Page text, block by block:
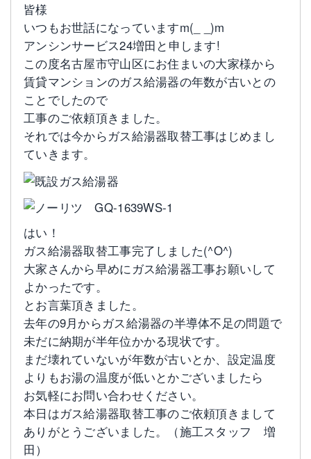
皆様
いつもお世話になっていますm(_ _)m
アンシンサービス24増田と申します!
この度名古屋市守山区にお住まいの大家様から
賃貸マンションのガス給湯器の年数が古いとの
ことでしたので
工事のご依頼頂きました。
それでは今からガス給湯器取替工事はじめまし
ていきます。
はい！
ガス給湯器取替工事完了しました(^O^)
大家さんから早めにガス給湯器工事お願いして
よかったです。
とお言葉頂きました。
去年の9月からガス給湯器の半導体不足の問題で
未だに納期が半年位かかる現状です。
まだ壊れていないが年数が古いとか、設定温度
よりもお湯の温度が低いとかございましたら
お気軽にお問い合わせください。
本日はガス給湯器取替工事のご依頼頂きまして
ありがとうございました。（施工スタッフ 増
田）